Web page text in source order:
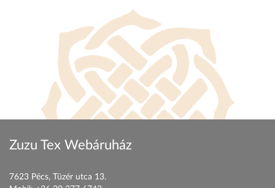
Zuzu Tex Webáruház
7623 Pécs, Tüzér utca 13.